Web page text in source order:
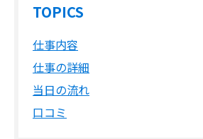
TOPICS
仕事内容
仕事の詳細
当日の流れ
口コミ